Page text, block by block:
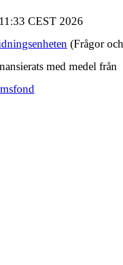
CEST 2026
(Frågor
med medel från